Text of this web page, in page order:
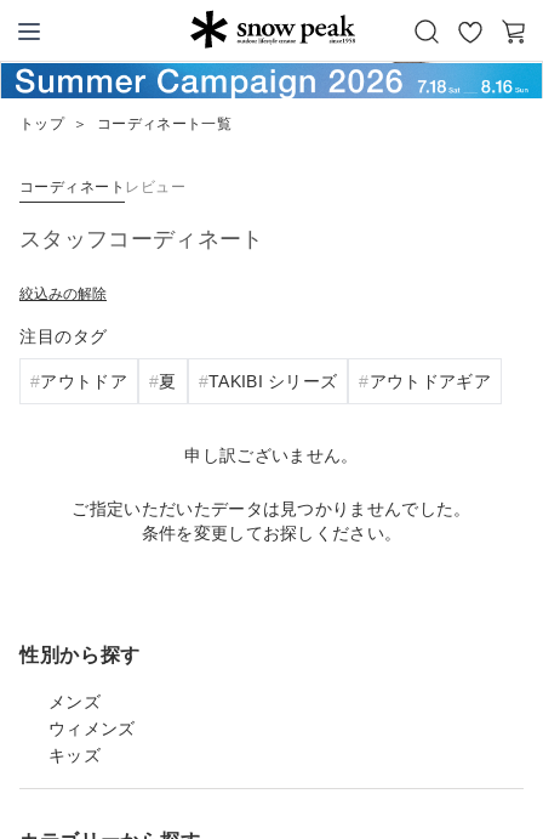
Snow Peak
お
気
カ
ー
トップ ＞ コーディネート一覧
コーディネート レビュー
スタッフコーディネート
絞込みの解除
注目のタグ
アウトドア 夏 TAKIBI シリーズ アウトドアギア
申し訳ございません。
ご指定いただいたデータは見つかりませんでした。
条件を変更してお探しください。
性別から探す
メンズ
ウィメンズ
キッズ